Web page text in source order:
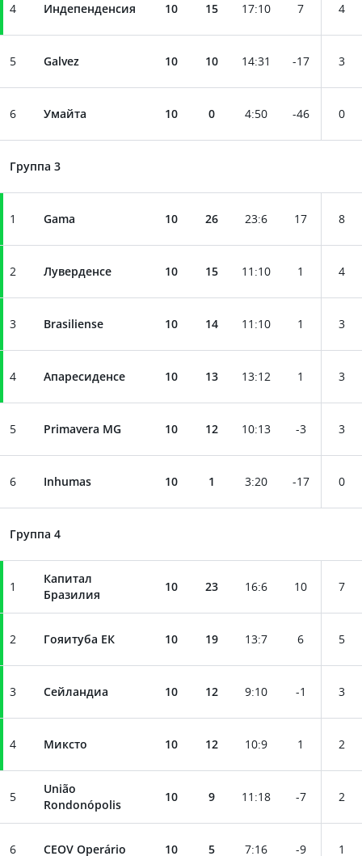
4 Индепенденсия 10 15 17:10 7 4
5 Galvez 10 10 14:31 -17 3
6 Умайта 10 0 4:50 -46 0
Группа 3
1 Gama 10 26 23:6 17 8
2 Луверденсе 10 15 11 :10 1 4
3 Brasiliense 10 14 11 :10 1 3
4 Апаресиденсе 10 13 13:12 1 3
5 Primavera MG 10 12 10:13 -3 3
6 Inhumas 10 1 3:20 -17 0
Группа 4
1
Капитал
Бразилия
10 23 16:6 10 7
2 Гояитуба ЕК 10 19 13:7 6 5
3 Сейландиа 10 12 9:10 -1 3
4 Миксто 10 12 10:9 1 2
5
União
Rondonópolis
10 9 11 :18 -7 2
6 CEOV Operário 10 5 7:16 -9 1